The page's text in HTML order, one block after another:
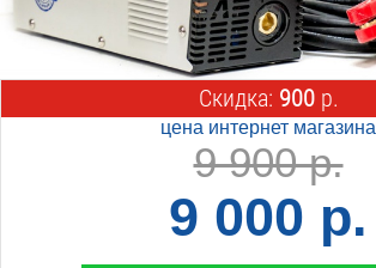
Скидка: 900р.
цена интернет магазина
9 900 р.
9 000 р.